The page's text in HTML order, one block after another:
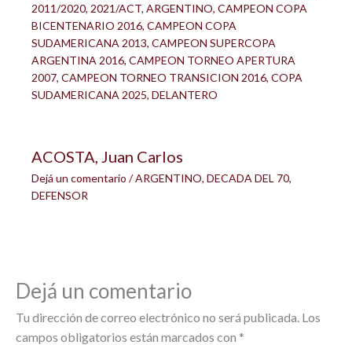
2011/2020, 2021/ACT, ARGENTINO, CAMPEON COPA
BICENTENARIO 2016, CAMPEON COPA
SUDAMERICANA 2013, CAMPEON SUPERCOPA
ARGENTINA 2016, CAMPEON TORNEO APERTURA
2007, CAMPEON TORNEO TRANSICION 2016, COPA
SUDAMERICANA 2025, DELANTERO
ACOSTA, Juan Carlos
Dejá un comentario /ARGENTINO, DECADA DEL 70,
DEFENSOR
Dejá un comentario
Tu dirección de correo electrónico no será publicada. Los
campos obligatorios están marcados con *